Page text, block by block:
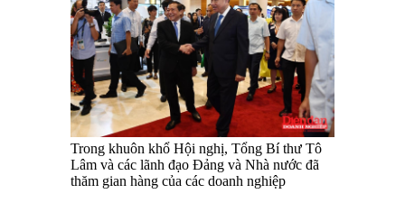
Trong khuôn khổ Hội nghị, Tổng Bí thư Tô
Lâm và các lãnh đạo Đảng và Nhà nước đã
thăm gian hàng của các doanh nghiệp